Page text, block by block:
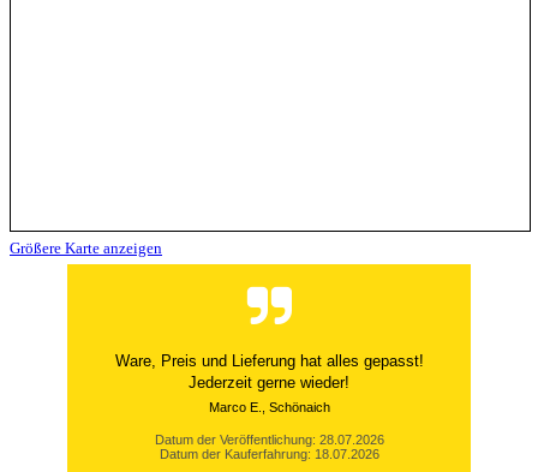
Größere Karte anzeigen
Schnell, zuverlässig und preiswert.
Armin H., Girod
Datum der Veröffentlichung: 26.07.2026
Datum der Kauferfahrung: 14.07.2026